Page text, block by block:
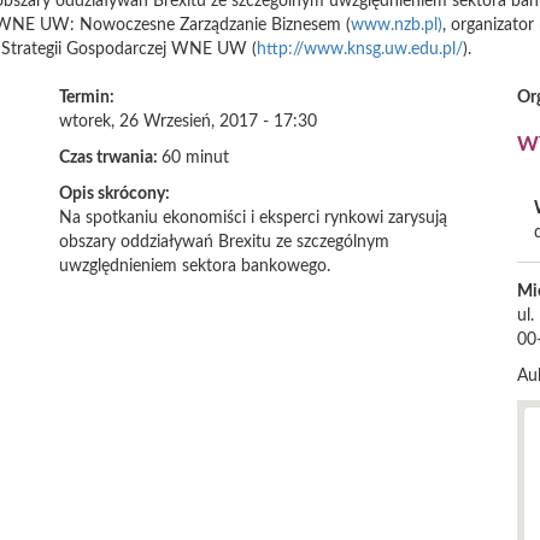
UW: Nowoczesne Zarządzanie Biznesem (www.nzb.pl), organizator
Gospodarczej WNE UW ( http://www.knsg.uw.edu.pl/).
Termin:
wtorek, 26 Wrzesień, 2017 - 17:30
Czas trwania: 60 minut
Opis skrócony:
Na spotkaniu ekonomiści i eksperci rynkowi zarysują
obszary oddziaływań Brexitu ze szczególnym
uwzględnieniem sektora bankowego.
ul.